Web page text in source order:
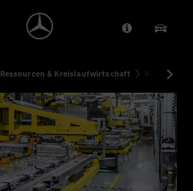
Anbieter/
Ressourcen & Kreislaufwirtschaft Recycling